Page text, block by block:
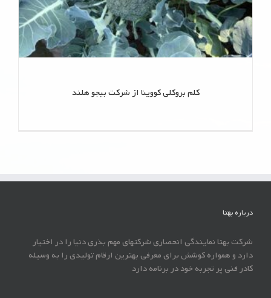
کلم بروکلی کووینا از شرکت بیجو هلند
درباره بهتا
شرکت بهتا نمایندگی انحصاری شرکتهای مهم بذری دنیا را در اختیار
دارد و همواره کوشش برای معرفی بهترین ارقام تولیدی را به وسیله
کادر فنی پر تجربه خود در برنامه دارد